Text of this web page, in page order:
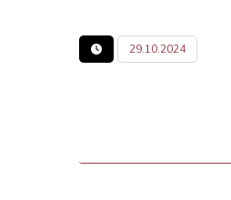
29.10.2024